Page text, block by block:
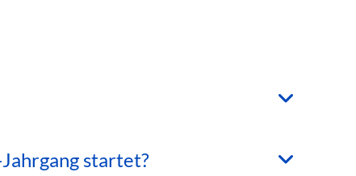
startet?